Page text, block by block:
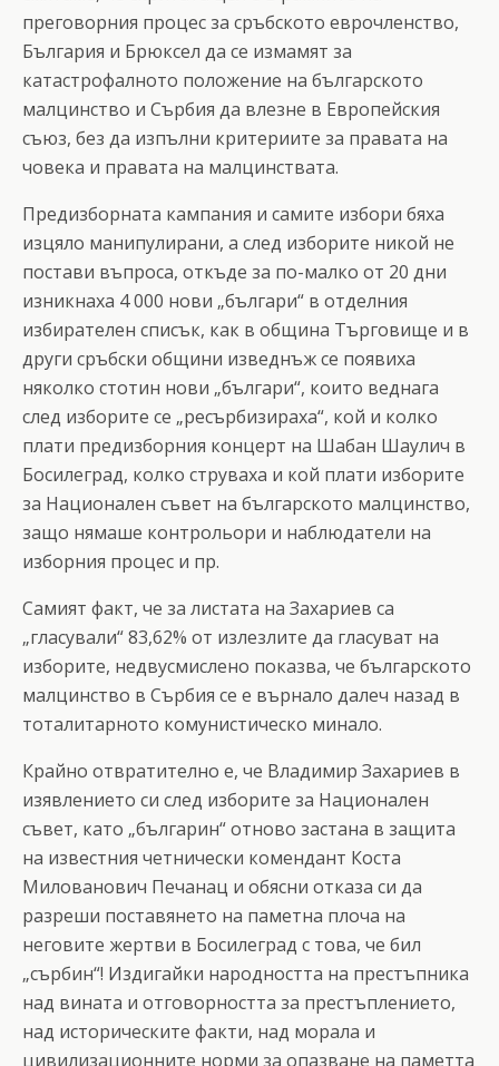
преговорния процес за сръбското еврочленство,
България и Брюксел да се измамят за
катастрофалното положение на българското
малцинство и Сърбия да влезне в Европейския
съюз, без да изпълни критериите за правата на
човека и правата на малцинствата.
Предизборната кампания и самите избори бяха
изцяло манипулирани, а след изборите никой не
постави въпроса, откъде за по-малко от 20 дни
изникнаха 4 000 нови „българи“ в отделния
избирателен списък, как в община Търговище и в
други сръбски общини изведнъж се появиха
няколко стотин нови „българи“, които веднага
след изборите се „ресърбизираха“, кой и колко
плати предизборния концерт на Шабан Шаулич в
Босилеград, колко струваха и кой плати изборите
за Национален съвет на българското малцинство,
защо нямаше контрольори и наблюдатели на
изборния процес и пр.
Самият факт, че за листата на Захариев са
„гласували“ 83,62% от излезлите да гласуват на
изборите, недвусмислено показва, че българското
малцинство в Сърбия се е върнало далеч назад в
тоталитарното комунистическо минало.
Крайно отвратително е, че Владимир Захариев в
изявлението си след изборите за Национален
съвет, като „българин“ отново застана в защита
на известния четнически комендант Коста
Милованович Печанац и обясни отказа си да
разреши поставянето на паметна плоча на
неговите жертви в Босилеград с това, че бил
„сърбин“! Издигайки народността на престъпника
над вината и отговорността за престъплението,
над историческите факти, над морала и
цивилизационните норми за опазване на паметта